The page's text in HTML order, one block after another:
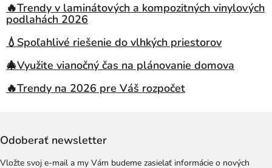
🔥Trendy v laminátových a kompozitných vinylových
podlahách 2026
💧Spoľahlivé riešenie do vlhkých priestorov
🎄Využite vianočný čas na plánovanie domova
🔥Trendy na 2026 pre Váš rozpočet
Odoberať newsletter
Vložte svoj e-mail a my Vám budeme zasielať informácie o nových